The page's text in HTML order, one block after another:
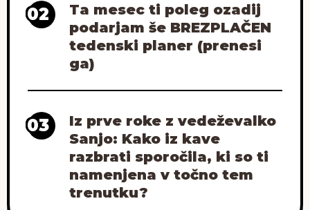
02
Ta mesec ti poleg ozadij
podarjam še BREZPLAČEN
tedenski planer (prenesi
ga)
03
Iz prve roke z vedeževalko
Sanjo: Kako iz kave
razbrati sporočila, ki so ti
namenjena v točno tem
trenutku?